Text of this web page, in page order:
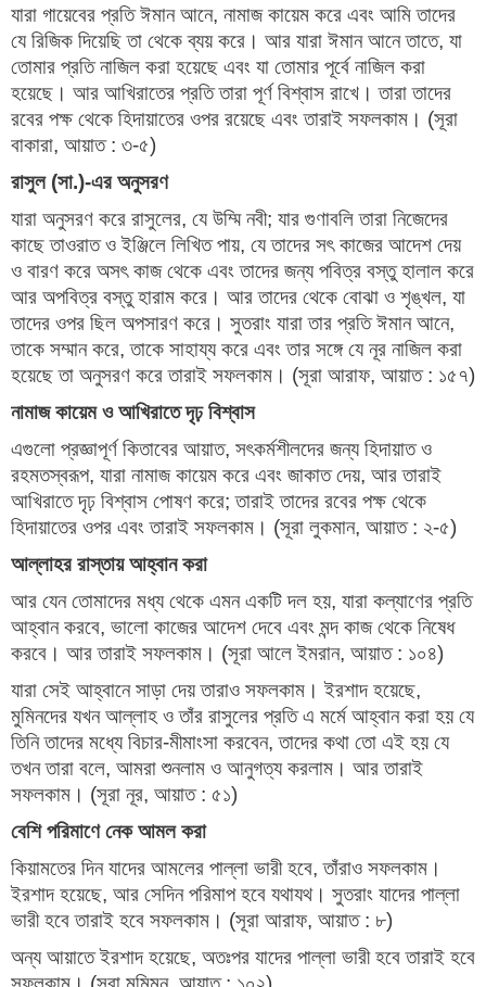
যারা গায়েবের প্রতি ঈমান আনে, নামাজ কায়েম করে এবং আমি তাদের
যে রিজিক দিয়েছি তা থেকে ব্যয় করে। আর যারা ঈমান আনে তাতে, যা
তোমার প্রতি নাজিল করা হয়েছে এবং যা তোমার পূর্বে নাজিল করা
হয়েছে। আর আখিরাতের প্রতি তারা পূর্ণ বিশ্বাস রাখে। তারা তাদের
রবের পক্ষ থেকে হিদায়াতের ওপর রয়েছে এবং তারাই সফলকাম। (সূরা
বাকারা, আয়াত : ৩-৫)
রাসুল (সা.)-এর অনুসরণ
যারা অনুসরণ করে রাসুলের, যে উম্মি নবী; যার গুণাবলি তারা নিজেদের
কাছে তাওরাত ও ইঞ্জিলে লিখিত পায়, যে তাদের সৎ কাজের আদেশ দেয়
ও বারণ করে অসৎ কাজ থেকে এবং তাদের জন্য পবিত্র বস্তু হালাল করে
আর অপবিত্র বস্তু হারাম করে। আর তাদের থেকে বোঝা ও শৃঙ্খল, যা
তাদের ওপর ছিল অপসারণ করে। সুতরাং যারা তার প্রতি ঈমান আনে,
তাকে সম্মান করে, তাকে সাহায্য করে এবং তার সঙ্গে যে নূর নাজিল করা
হয়েছে তা অনুসরণ করে তারাই সফলকাম। (সূরা আরাফ, আয়াত : ১৫৭)
নামাজ কায়েম ও আখিরাতে দৃঢ় বিশ্বাস
এগুলো প্রজ্ঞাপূর্ণ কিতাবের আয়াত, সৎকর্মশীলদের জন্য হিদায়াত ও
রহমতস্বরূপ, যারা নামাজ কায়েম করে এবং জাকাত দেয়, আর তারাই
আখিরাতে দৃঢ় বিশ্বাস পোষণ করে; তারাই তাদের রবের পক্ষ থেকে
হিদায়াতের ওপর এবং তারাই সফলকাম। (সূরা লুকমান, আয়াত : ২-৫)
আল্লাহর রাস্তায় আহ্বান করা
আর যেন তোমাদের মধ্য থেকে এমন একটি দল হয়, যারা কল্যাণের প্রতি
আহ্বান করবে, ভালো কাজের আদেশ দেবে এবং মন্দ কাজ থেকে নিষেধ
করবে। আর তারাই সফলকাম। (সূরা আলে ইমরান, আয়াত : ১০৪)
যারা সেই আহ্বানে সাড়া দেয় তারাও সফলকাম। ইরশাদ হয়েছে,
মুমিনদের যখন আল্লাহ ও তাঁর রাসুলের প্রতি এ মর্মে আহ্বান করা হয় যে
তিনি তাদের মধ্যে বিচার-মীমাংসা করবেন, তাদের কথা তো এই হয় যে
তখন তারা বলে, আমরা শুনলাম ও আনুগত্য করলাম। আর তারাই
সফলকাম। (সূরা নূর, আয়াত : ৫১)
বেশি পরিমাণে নেক আমল করা
কিয়ামতের দিন যাদের আমলের পাল্লা ভারী হবে, তাঁরাও সফলকাম।
ইরশাদ হয়েছে, আর সেদিন পরিমাপ হবে যথাযথ। সুতরাং যাদের পাল্লা
ভারী হবে তারাই হবে সফলকাম। (সূরা আরাফ, আয়াত : ৮)
অন্য আয়াতে ইরশাদ হয়েছে, অতঃপর যাদের পাল্লা ভারী হবে তারাই হবে